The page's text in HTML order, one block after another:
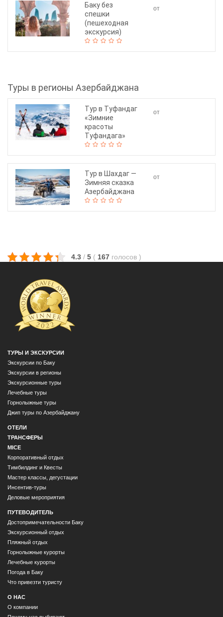
Баку без
спешки
(пешеходная
экскурсия)
от
Туры в регионы Азербайджана
Тур в Туфандаг
«Зимние
красоты
Туфандага»
от
Тур в Шахдаг —
Зимняя сказка
Азербайджана
от
4.3 / 5 ( 167 голосов )
ТУРЫ И ЭКСКУРСИИ
Экскурсии по Баку
Экскурсии в регионы
Экскурсионные туры
Лечебные туры
Горнолыжные туры
Джип туры по Азербайджану
ОТЕЛИ
ТРАНСФЕРЫ
MICE
Корпоративный отдых
Тимбилдинг и Квесты
Мастер классы, дегустации
Инсентив-туры
Деловые мероприятия
ПУТЕВОДИТЕЛЬ
Достопримечательности Баку
Экскурсионный отдых
Пляжный отдых
Горнолыжные курорты
Лечебные курорты
Погода в Баку
Что привезти туристу
О НАС
О компании